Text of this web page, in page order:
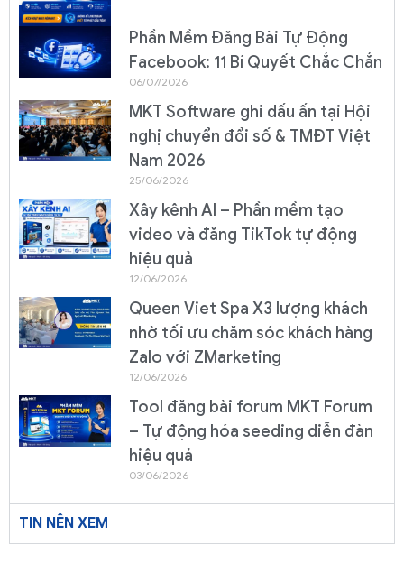
Phần Mềm Đăng Bài Tự Động
Facebook: 11 Bí Quyết Chắc Chắn
06/07/2026
MKT Software ghi dấu ấn tại Hội
nghị chuyển đổi số & TMĐT Việt
Nam 2026
25/06/2026
Xây kênh AI – Phần mềm tạo
video và đăng TikTok tự động
hiệu quả
12/06/2026
Queen Viet Spa X3 lượng khách
nhờ tối ưu chăm sóc khách hàng
Zalo với ZMarketing
12/06/2026
Tool đăng bài forum MKT Forum
– Tự động hóa seeding diễn đàn
hiệu quả
03/06/2026
TIN NÊN XEM